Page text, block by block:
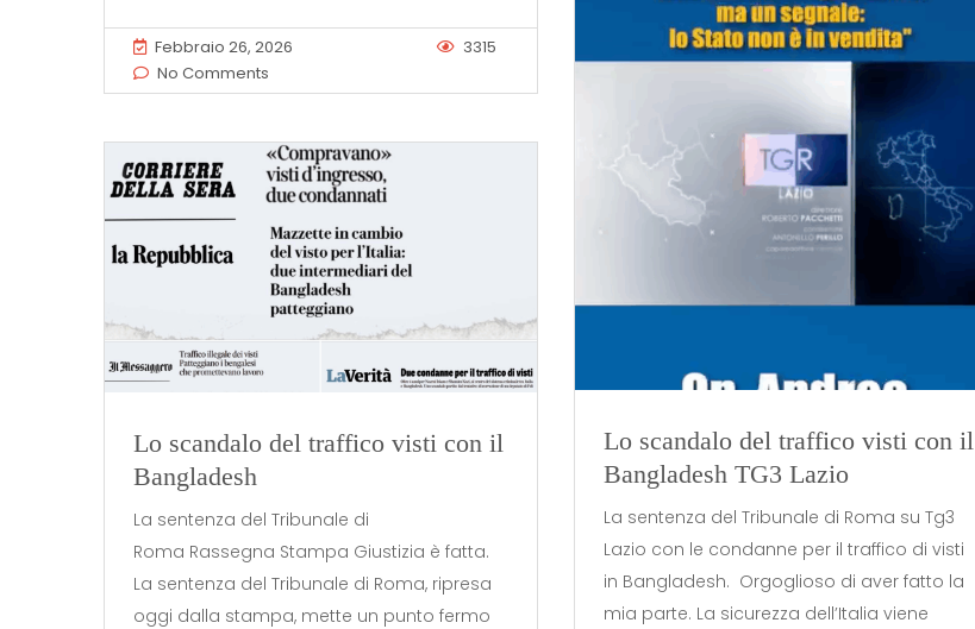
Febbraio 26, 2026
3315
No Comments
Lo scandalo del traffico visti con il
Bangladesh TG3 Lazio
La sentenza del Tribunale di Roma su Tg3
Lazio con le condanne per il traffico di visti
in Bangladesh. Orgoglioso di aver fatto la
mia parte. La sicurezza dell’Italia viene
Lo scandalo del traffico visti con il
Bangladesh
La sentenza del Tribunale di
Roma Rassegna Stampa Giustizia è fatta.
La sentenza del Tribunale di Roma, ripresa
oggi dalla stampa, mette un punto fermo